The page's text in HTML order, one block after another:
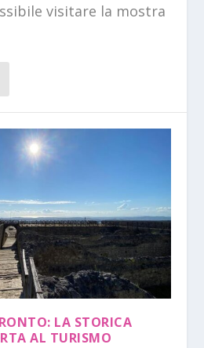
visitare la mostra
LA STORICA
AL TURISMO